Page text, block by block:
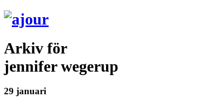
Arkiv för
jennifer wegerup
29 januari